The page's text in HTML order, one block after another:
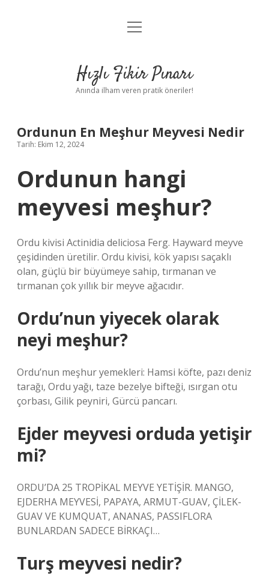
Anasayfa
Yasal Uyarı
menüyü
Hızlı Fikir Pınarı
Anında ilham veren pratik öneriler!
Ordunun En Meşhur Meyvesi Nedir
Tarih: Ekim 12, 2024
Ordunun hangi
meyvesi meşhur?
Ordu kivisi Actinidia deliciosa Ferg. Hayward meyve
çeşidinden üretilir. Ordu kivisi, kök yapısı saçaklı
olan, güçlü bir büyümeye sahip, tırmanan ve
tırmanan çok yıllık bir meyve ağacıdır.
Ordu’nun yiyecek olarak
neyi meşhur?
Ordu’nun meşhur yemekleri: Hamsi köfte, pazı deniz
tarağı, Ordu yağı, taze bezelye bifteği, ısırgan otu
çorbası, Gilik peyniri, Gürcü pancarı.
Ejder meyvesi orduda yetişir
mi?
ORDU’DA 25 TROPİKAL MEYVE YETİŞİR. MANGO,
EJDERHA MEYVESİ, PAPAYA, ARMUT-GUAV, ÇİLEK-
GUAV VE KUMQUAT, ANANAS, PASSIFLORA
BUNLARDAN SADECE BİRKAÇI…
Turş meyvesi nedir?